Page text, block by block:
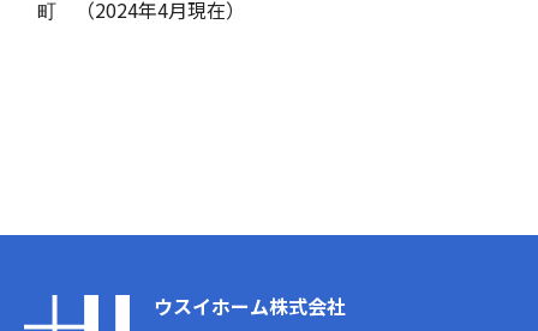
町
（2024年4月現在）
ウスイホーム株式会社